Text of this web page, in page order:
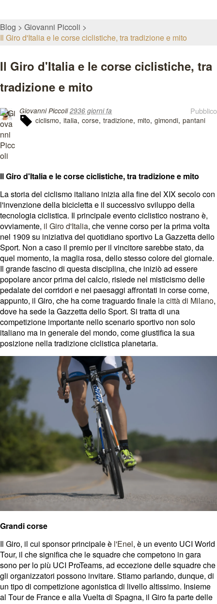
Blog
Giovanni Piccoli
Il Giro d'Italia e le corse ciclistiche, tra tradizione e mito
Il Giro d'Italia e le corse ciclistiche, tra
tradizione e mito
Pubblico
Giovanni Piccoli 2936 giorni fa
ciclismo italia corse tradizione mito gimondi pantani
Il Giro d'Italia e le corse ciclistiche, tra tradizione e mito
La storia del ciclismo italiano inizia alla fine del XIX secolo con
l'invenzione della bicicletta e il successivo sviluppo della
tecnologia ciclistica. Il principale evento ciclistico nostrano è,
ovviamente, il Giro d'Italia, che venne corso per la prima volta
nel 1909 su iniziativa del quotidiano sportivo La Gazzetta dello
Sport. Non a caso il premio per il vincitore sarebbe stato, da
quel momento, la maglia rosa, dello stesso colore del giornale.
Il grande fascino di questa disciplina, che iniziò ad essere
popolare ancor prima del calcio, risiede nel misticismo delle
pedalate dei corridori e nei paesaggi affrontati in corse come,
appunto, il Giro, che ha come traguardo finale la città di Milano,
dove ha sede la Gazzetta dello Sport. Si tratta di una
competizione importante nello scenario sportivo non solo
italiano ma in generale del mondo, come giustifica la sua
posizione nella tradizione ciclistica planetaria.
Grandi corse
Il Giro, il cui sponsor principale è l'Enel, è un evento UCI World
Tour, il che significa che le squadre che competono in gara
sono per lo più UCI ProTeams, ad eccezione delle squadre che
gli organizzatori possono invitare. Stiamo parlando, dunque, di
un tipo di competizione agonistica di livello altissimo. Insieme
al Tour de France e alla Vuelta di Spagna, il Giro fa parte delle